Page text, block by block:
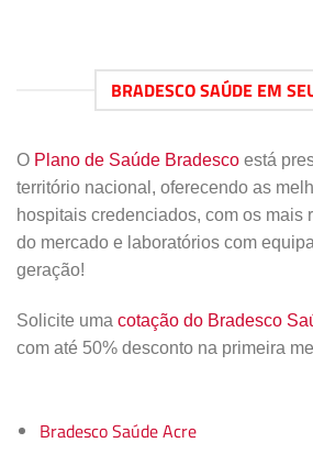
BRADESCO SAÚDE EM
O Plano de Saúde Bradesco está
território nacional, oferecendo as
hospitais credenciados, com os mais
do mercado e laboratórios com
geração!
Solicite uma cotação do Bradesco
com até 50% desconto na primeira
Bradesco Saúde Acre